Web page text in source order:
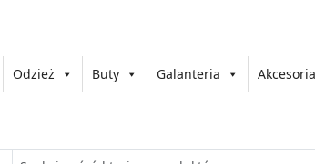
Odzież Buty Galanteria Akcesoria